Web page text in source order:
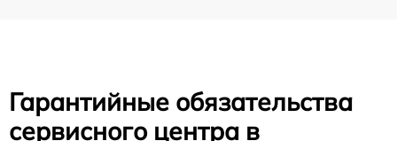
Гарантийные обязательства
сервисного центра в